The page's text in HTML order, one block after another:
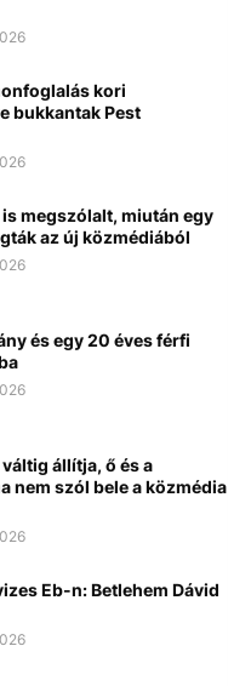
kori
bukkantak Pest
megszólalt, miután egy
az új közmédiából
és egy 20 éves férfi
állítja, ő és a
nem szól bele a közmédia
Eb-n: Betlehem Dávid